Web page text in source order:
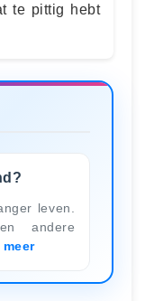
te pittig hebt
leven.
andere